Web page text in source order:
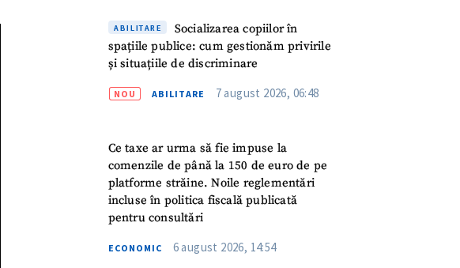
ABILITARE
Socializarea copiilor în
spațiile publice: cum gestionăm privirile
și situațiile de discriminare
NOU ABILITARE 7 august 2026, 06:48
Ce taxe ar urma să fie impuse la
comenzile de până la 150 de euro de pe
platforme străine. Noile reglementări
incluse în politica fiscală publicată
pentru consultări
ECONOMIC 6 august 2026, 14:54
+ Emailul meu
+ Telefon personal
Am citit și sunt de acord cupolitica de